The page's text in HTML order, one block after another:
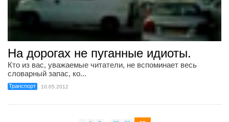
На дорогах не пуганные идиоты.
Кто из вас, уважаемые читатели, не вспоминает весь
словарный запас, ко...
Транспорт 10.05.2012